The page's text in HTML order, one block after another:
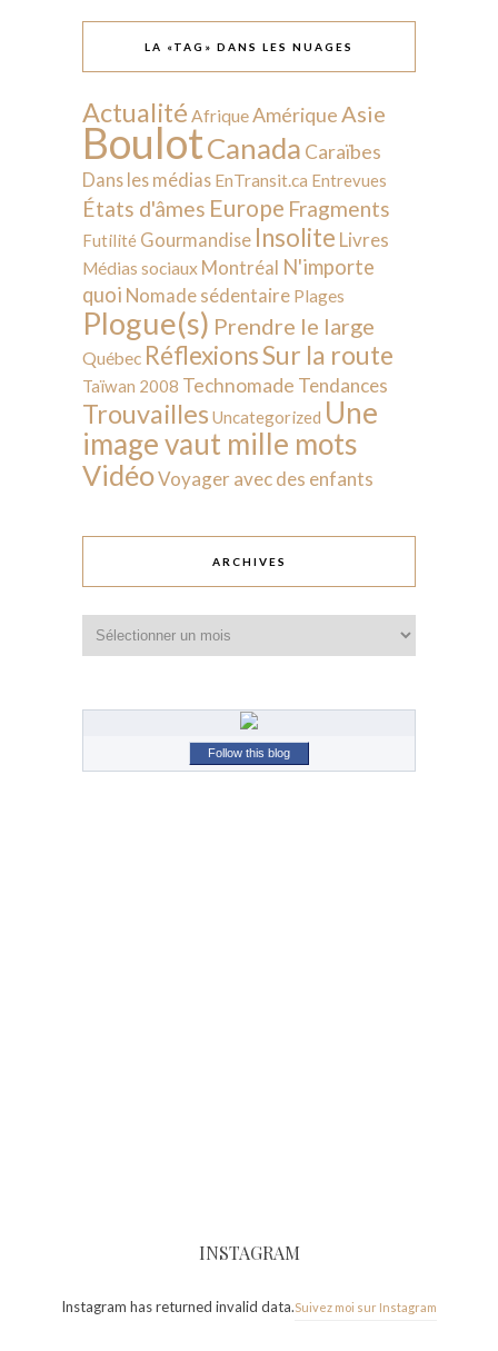
LA «TAG» DANS LES NUAGES
Actualité AfriqueAmérique Asie
BoulotCanada Caraïbes
Dans les médias EnTransit.ca Entrevues
États d'âmes Europe Fragments
Futilité Gourmandise Insolite Livres
Médias sociaux Montréal N'importe
quoi Nomade sédentaire Plages
Plogue(s) Prendre le large
Québec RéflexionsSur la route
Taïwan 2008 Technomade Tendances
Trouvailles Uncategorized Une
image vaut mille mots
VidéoVoyager avec des enfants
ARCHIVES
Follow this blog
INSTAGRAM
Instagram has returned invalid data.Suivez moi sur Instagram